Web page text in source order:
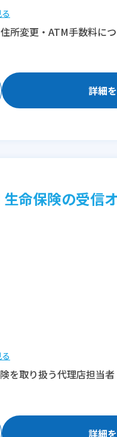
所変更・ATM手数料に
詳細
命保険の受信
を取り扱う代理店担当
詳細